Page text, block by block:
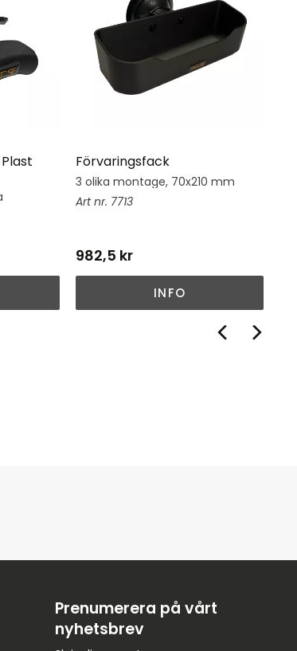
Förvaringsfack
3 olika montage, 70x210 mm
7713
982,5 kr
INFO
Prenumerera på vårt
nyhetsbrev